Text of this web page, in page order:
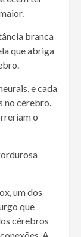
branca
que abriga
e cada
no cérebro.
o
um dos
que
cérebros